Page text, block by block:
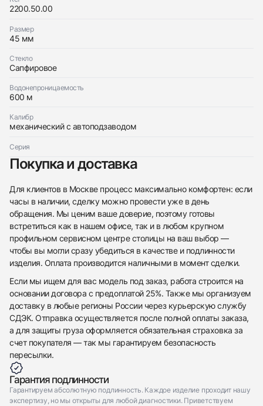
2200.50.00
Размер
45 мм
Стекло
Сапфировое
Водонепроницаемость
600 м
Калибр
механический с автоподзаводом
Серия
Покупка и доставка
Для клиентов в Москве процесс максимально комфортен: если
часы в наличии, сделку можно провести уже в день
обращения. Мы ценим ваше доверие, поэтому готовы
встретиться как в нашем офисе, так и в любом крупном
профильном сервисном центре столицы на ваш выбор —
чтобы вы могли сразу убедиться в качестве и подлинности
изделия. Оплата производится наличными в момент сделки.
Если мы ищем для вас модель под заказ, работа строится на
основании договора с предоплатой 25%. Также мы организуем
доставку в любые регионы России через курьерскую службу
СДЭК. Отправка осуществляется после полной оплаты заказа,
а для защиты груза оформляется обязательная страховка за
счет покупателя — так мы гарантируем безопасность
пересылки.
Гарантия подлинности
Гарантируем абсолютную подлинность. Каждое изделие проходит нашу
экспертизу, но мы открыты для любой диагностики. Приветствуем
Отправить заявку